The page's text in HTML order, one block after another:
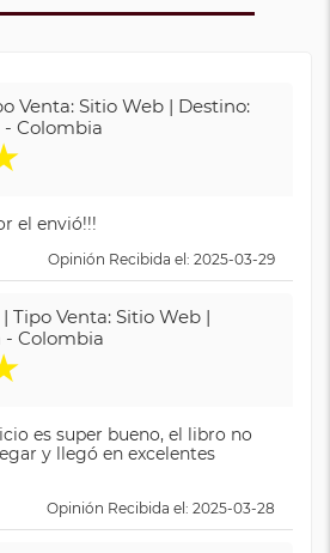
Venta: Sitio Web | Destino:
- Colombia
el envió!!!
Opinión Recibida el: 2025-03-29
| Tipo Venta: Sitio Web |
- Colombia
es super bueno, el libro no
y llegó en excelentes
Opinión Recibida el: 2025-03-28